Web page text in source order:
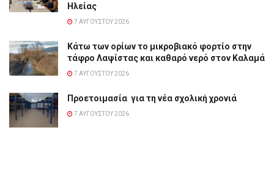
Ηλείας
7 ΑΥΓΟΎΣΤΟΥ 2026
Κάτω των ορίων το μικροβιακό φορτίο στην
τάφρο Λαψίστας και καθαρό νερό στον Καλαμά
7 ΑΥΓΟΎΣΤΟΥ 2026
Προετοιμασία για τη νέα σχολική χρονιά
7 ΑΥΓΟΎΣΤΟΥ 2026